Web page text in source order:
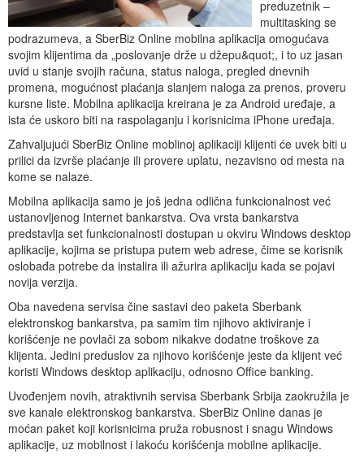
preduzetnik –
multitasking se
podrazumeva, a SberBiz Online mobilna aplikacija omogućava
svojim klijentima da „poslovanje drže u džepu&quot;, i to uz jasan
uvid u stanje svojih računa, status naloga, pregled dnevnih
promena, mogućnost plaćanja slanjem naloga za prenos, proveru
kursne liste. Mobilna aplikacija kreirana je za Android uređaje, a
ista će uskoro biti na raspolaganju i korisnicima iPhone uređaja.
Zahvaljujući SberBiz Online moblinoj aplikaciji klijenti će uvek biti u
prilici da izvrše plaćanje ili provere uplatu, nezavisno od mesta na
kome se nalaze.
Mobilna aplikacija samo je još jedna odlična funkcionalnost već
ustanovljenog Internet bankarstva. Ova vrsta bankarstva
predstavlja set funkcionalnosti dostupan u okviru Windows desktop
aplikacije, kojima se pristupa putem web adrese, čime se korisnik
oslobađa potrebe da instalira ili ažurira aplikaciju kada se pojavi
novija verzija.
Oba navedena servisa čine sastavi deo paketa Sberbank
elektronskog bankarstva, pa samim tim njihovo aktiviranje i
korišćenje ne povlači za sobom nikakve dodatne troškove za
klijenta. Jedini preduslov za njihovo korišćenje jeste da klijent već
koristi Windows desktop aplikaciju, odnosno Office banking.
Uvođenjem novih, atraktivnih servisa Sberbank Srbija zaokružila je
sve kanale elektronskog bankarstva. SberBiz Online danas je
moćan paket koji korisnicima pruža robusnost i snagu Windows
aplikacije, uz mobilnost i lakoću korišćenja mobilne aplikacije.